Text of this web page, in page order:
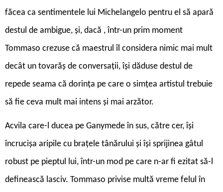
făcea ca sentimentele lui Michelangelo pentru el să apară
destul de ambigue, și, dacă , într-un prim moment
Tommaso crezuse că maestrul îl considera nimic mai mult
decât un tovarăș de conversații, își dăduse destul de
repede seama că dorința pe care o simțea artistul trebuie
să fie ceva mult mai intens și mai arzător.
Acvila care-l ducea pe Ganymede în sus, către cer, își
încrucișa aripile cu brațele tânărului și își sprijinea gâtul
robust pe pieptul lui, într-un mod pe care n-ar fi ezitat să-l
definească lasciv. Tommaso privise multă vreme felul în